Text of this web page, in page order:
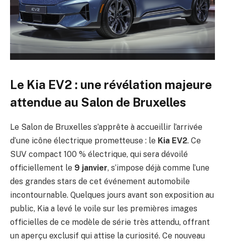
Le Kia EV2 : une révélation majeure
attendue au Salon de Bruxelles
Le Salon de Bruxelles s’apprête à accueillir l’arrivée
d’une icône électrique prometteuse : le Kia EV2. Ce
SUV compact 100 % électrique, qui sera dévoilé
officiellement le 9 janvier, s’impose déjà comme l’une
des grandes stars de cet événement automobile
incontournable. Quelques jours avant son exposition au
public, Kia a levé le voile sur les premières images
officielles de ce modèle de série très attendu, offrant
un aperçu exclusif qui attise la curiosité. Ce nouveau